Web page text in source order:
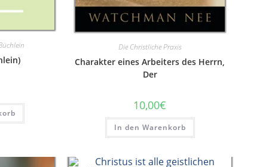
Die Christliche Praxis
Charakter eines Arbeiters des Herrn,
Der
10,00€
In den Warenkorb